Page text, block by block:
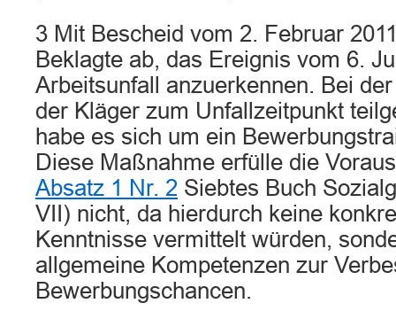
3 Mit Bescheid vom 2. Februar
Beklagte ab, das Ereignis vom 6.
Arbeitsunfall anzuerkennen. Bei
der Kläger zum Unfallzeitpunkt
habe es sich um ein
Diese Maßnahme erfülle die
Absatz 1 Nr. 2 Siebtes Buch
VII) nicht, da hierdurch keine
Kenntnisse vermittelt würden,
allgemeine Kompetenzen zur
Bewerbungschancen.